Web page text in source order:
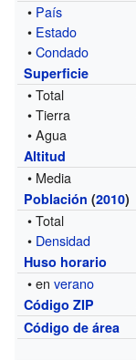
• País
• Estado
•Condado
Superficie
• Total
• Tierra
• Agua
Altitud
• Media
Población (2010)
• Total
• Densidad
Huso horario
• enverano
Código ZIP
Código de área